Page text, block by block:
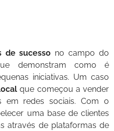
de sucesso no campo do
demonstram como é
iniciativas. Um caso
que começou a vender
em redes sociais. Com o
uma base de clientes
através de plataformas de